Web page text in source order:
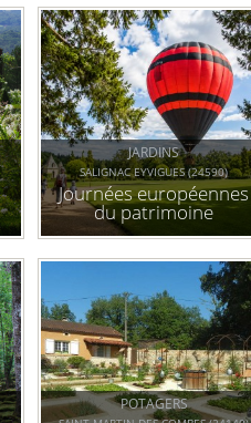
JARDINS
SALIGNAC EYVIGUES (24590)
Journées européennes
du patrimoine
POTAGERS